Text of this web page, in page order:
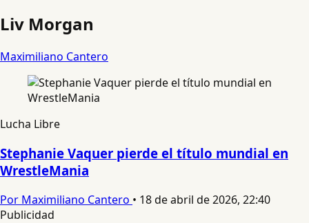
Liv Morgan
Maximiliano Cantero
Lucha Libre
Stephanie Vaquer pierde el título mundial en
WrestleMania
Por Maximiliano Cantero • 18 de abril de 2026, 22:40
Publicidad